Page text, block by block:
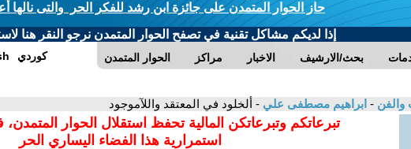
حاز الحوار المتمدن على جائزة ابن رشد للفكر الحر والتى نالها
إذا لديكم مشاكل تقنية في تصفح الحوار المتمدن نرجو النقر هنا
الحوار المتمدن مراكز الاخبار بحث/الارشيف كوردي
والفن - ابراهيم مصطفى علي - ألخلود في المعتقد واللآموجود
تبرعاتكم وتبرعاتكن المالية تحفظ استقلال الحوار
استمرارية هذا الفضاء اليساري الحر